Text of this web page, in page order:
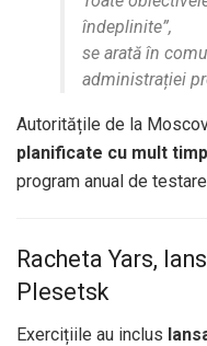
îndeplinite”,
se arată în
administrației
Autoritățile de la
planificate cu mult
program anual de
Racheta Yars,
Plesetsk
Exercițiile au inclus